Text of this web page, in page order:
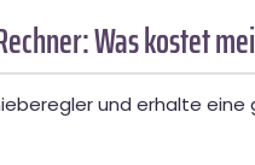
Was kostet
und erhalte